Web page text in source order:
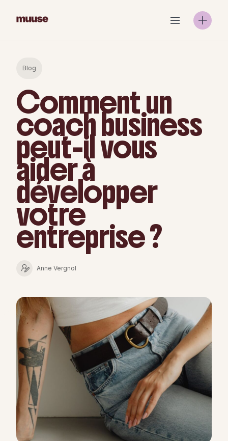
Blog
Comment un
coach business
peut-il vous
aider à
développer
votre
entreprise ?
Anne Vergnol